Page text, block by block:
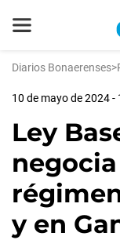
Diarios Bonaerenses>
10 de mayo de 2024 -
Ley
y en